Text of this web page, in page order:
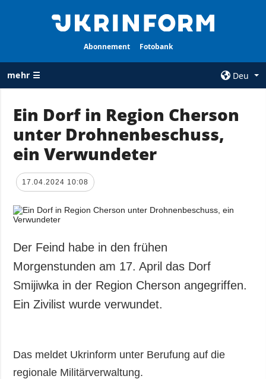
Abonnement Fotobank
mehr ☰
Deu
ALLE
RUBRIKEN
Krieg
Wiederaufbau
Politik
Militär
Gesellschaft und
Kultur
Sport
Notfälle
AGENTUR
Politik zur
personenbezogener
Daten
Ein Dorf in Region Cherson
unter Drohnenbeschuss,
ein Verwundeter
17.04.2024 10:08
Der Feind habe in den frühen
Morgenstunden am 17. April das Dorf
Smijiwka in der Region Cherson angegriffen.
Ein Zivilist wurde verwundet.
Das meldet Ukrinform unter Berufung auf die
regionale Militärverwaltung.